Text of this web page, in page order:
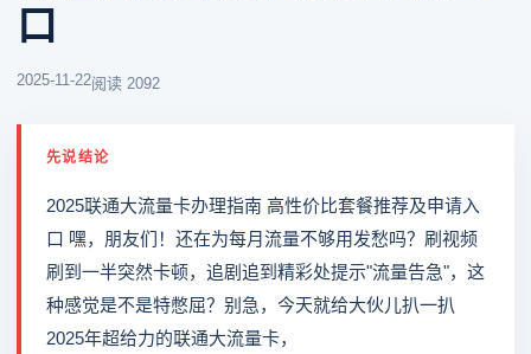
口
2025-11-22阅读 2092
先说结论
2025联通大流量卡办理指南 高性价比套餐推荐及申请入
口 嘿，朋友们！还在为每月流量不够用发愁吗？刷视频
刷到一半突然卡顿，追剧追到精彩处提示"流量告急"，这
种感觉是不是特憋屈？别急，今天就给大伙儿扒一扒
2025年超给力的联通大流量卡，